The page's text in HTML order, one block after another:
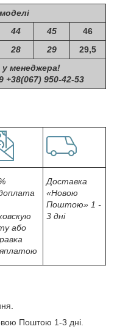
44 45
46
28 29
29,5
менеджера!
+38(067) 950-42-53
або
Доставка
«Новою
Поштою» 1 -
3 дні
Поштою 1-3 дні.